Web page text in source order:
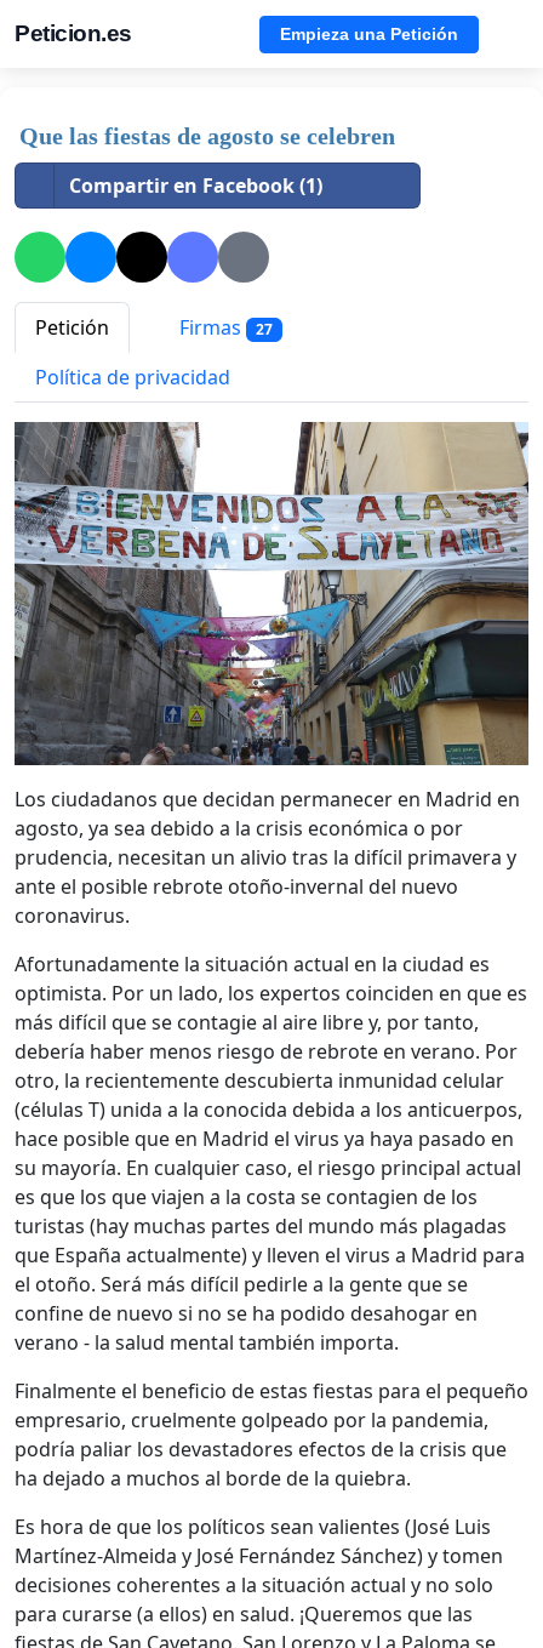
Peticion.es Empieza una Petición
Que las fiestas de agosto se celebren
Compartir en Facebook (1)
Petición Firmas 27
Política de privacidad
Los ciudadanos que decidan permanecer en Madrid en
agosto, ya sea debido a la crisis económica o por
prudencia, necesitan un alivio tras la difícil primavera y
ante el posible rebrote otoño-invernal del nuevo
coronavirus.
Afortunadamente la situación actual en la ciudad es
optimista. Por un lado, los expertos coinciden en que es
más difícil que se contagie al aire libre y, por tanto,
debería haber menos riesgo de rebrote en verano. Por
otro, la recientemente descubierta inmunidad celular
(células T) unida a la conocida debida a los anticuerpos,
hace posible que en Madrid el virus ya haya pasado en
su mayoría. En cualquier caso, el riesgo principal actual
es que los que viajen a la costa se contagien de los
turistas (hay muchas partes del mundo más plagadas
que España actualmente) y lleven el virus a Madrid para
el otoño. Será más difícil pedirle a la gente que se
confine de nuevo si no se ha podido desahogar en
verano - la salud mental también importa.
Finalmente el beneficio de estas fiestas para el pequeño
empresario, cruelmente golpeado por la pandemia,
podría paliar los devastadores efectos de la crisis que
ha dejado a muchos al borde de la quiebra.
Es hora de que los políticos sean valientes (José Luis
Martínez-Almeida y José Fernández Sánchez) y tomen
decisiones coherentes a la situación actual y no solo
para curarse (a ellos) en salud. ¡Queremos que las